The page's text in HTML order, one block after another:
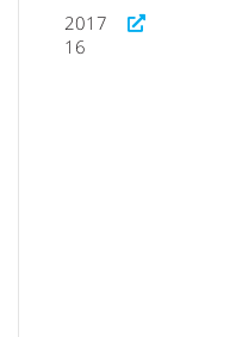
2017
16